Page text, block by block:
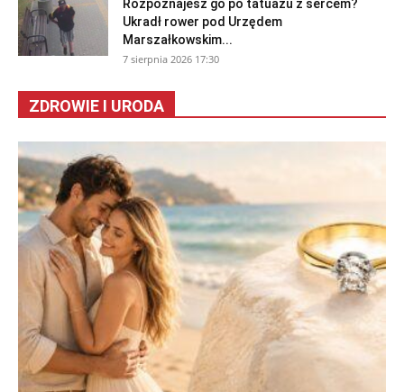
Rozpoznajesz go po tatuażu z sercem?
Ukradł rower pod Urzędem
Marszałkowskim...
7 sierpnia 2026 17:30
ZDROWIE I URODA